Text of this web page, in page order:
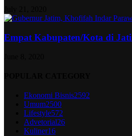
Empat Kabupaten/Kota di
Ekonomi Bisnis2592
Umum2500
Lifestyle572
Advetorial26
Kuliner16